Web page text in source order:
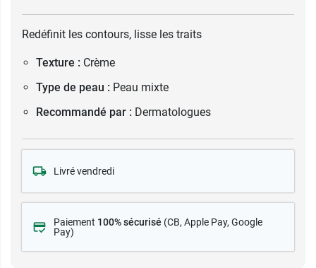
Redéfinit les contours, lisse les traits
Texture : Crème
Type de peau : Peau mixte
Recommandé par : Dermatologues
Livré vendredi
Paiement 100% sécurisé (CB, Apple Pay, Google
Pay)